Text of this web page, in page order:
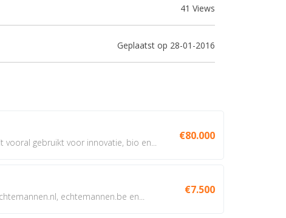
41 Views
Geplaatst op 28-01-2016
gebruikt voor innovatie, bio en...
€80.000
echtemannen.be en...
€7.500